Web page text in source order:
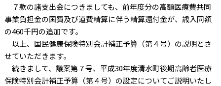
７款の諸支出金につきましても、前年度分の高額医療費共同
事業負担金の国費及び道費精算に伴う精算還付金が、歳入同額
の460千円の追加です。
以上、国民健康保険特別会計補正予算（第４号）の説明とさ
せていただきます。
続きまして、議案第７号、平成30年度清水町後期高齢者医療
保険特別会計補正予算（第４号）の設定についてご説明いたし